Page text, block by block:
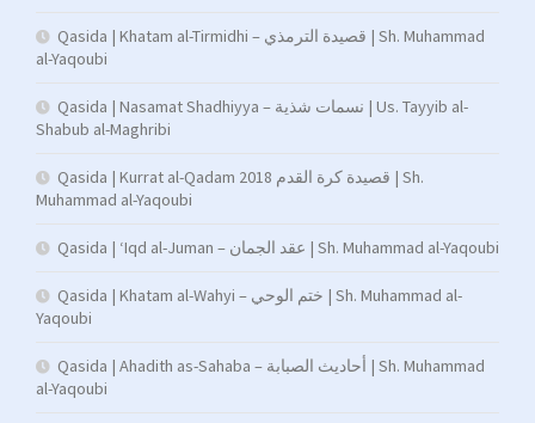
Qasida | Khatam al-Tirmidhi – قصيدة الترمذي | Sh. Muhammad
al-Yaqoubi
Qasida | Nasamat Shadhiyya – نسمات شذية | Us. Tayyib al-
Shabub al-Maghribi
Qasida | Kurrat al-Qadam 2018 قصيدة كرة القدم | Sh.
Muhammad al-Yaqoubi
Qasida | ‘Iqd al-Juman – عقد الجمان | Sh. Muhammad al-Yaqoubi
Qasida | Khatam al-Wahyi – ختم الوحي | Sh. Muhammad al-
Yaqoubi
Qasida | Ahadith as-Sahaba – أحاديث الصبابة | Sh. Muhammad
al-Yaqoubi